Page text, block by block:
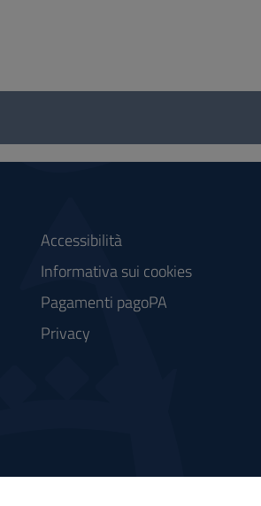
Accessibilità
Informativa sui cookies
Pagamenti pagoPA
Privacy